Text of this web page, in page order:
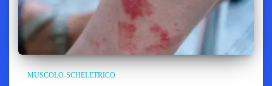
MUSCOLO-SCHELETRICO